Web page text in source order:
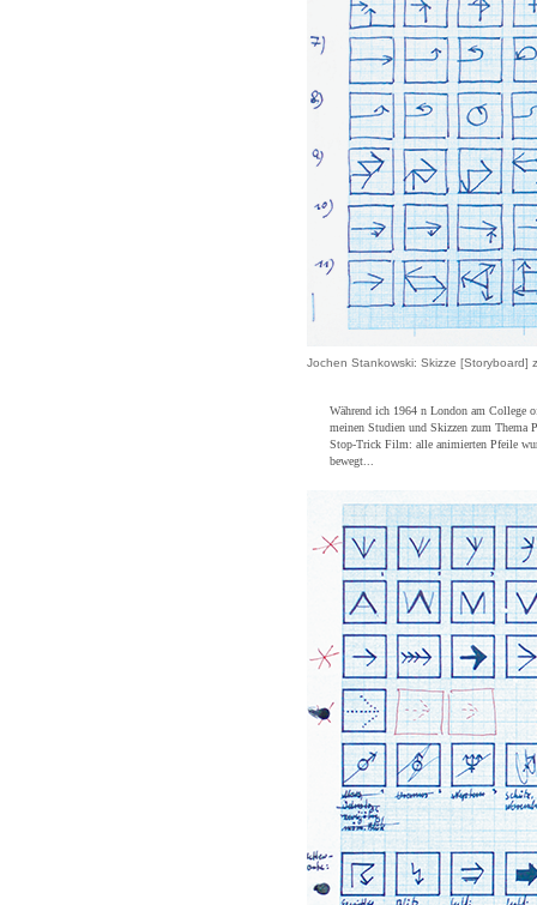
Jochen Stankowski: Skizze [Storyboard]
Während ich 1964 n London am College
meinen Studien und Skizzen zum Thema
Stop-Trick Film: alle animierten Pfeile
bewegt...